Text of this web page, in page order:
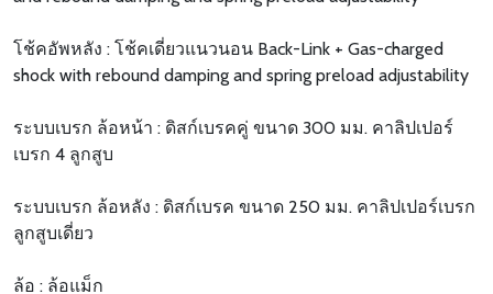
โช้คอัพหลัง : โช้คเดี่ยวแนวนอน Back-Link + Gas-charged
shock with rebound damping and spring preload adjustability
ระบบเบรก ล้อหน้า : ดิสก์เบรคคู่ ขนาด 300 มม. คาลิปเปอร์
เบรก 4 ลูกสูบ
ระบบเบรก ล้อหลัง : ดิสก์เบรค ขนาด 250 มม. คาลิปเปอร์เบรก
ลูกสูบเดี่ยว
ล้อ : ล้อแม็ก